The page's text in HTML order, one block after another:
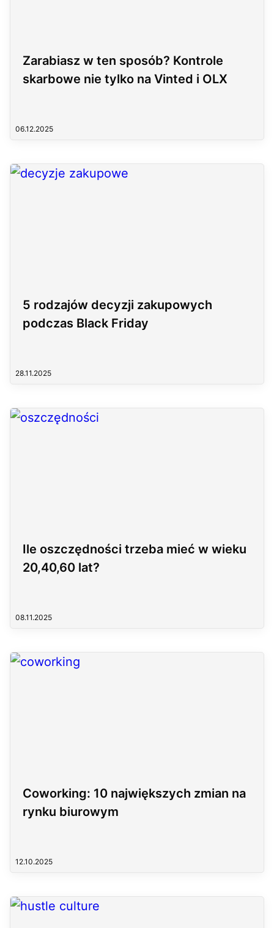
Zarabiasz w ten sposób? Kontrole
skarbowe nie tylko na Vinted i OLX
06.12.2025
5 rodzajów decyzji zakupowych
podczas Black Friday
28.11.2025
Ile oszczędności trzeba mieć w wieku
20,40,60 lat?
08.11.2025
Coworking: 10 największych zmian na
rynku biurowym
12.10.2025